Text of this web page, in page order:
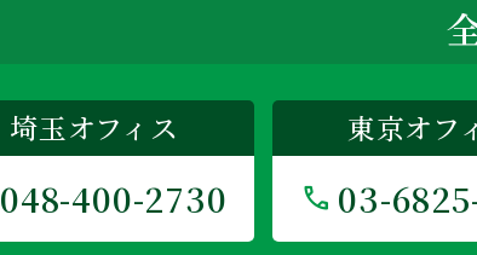
埼玉オフィス
048-400-2730
東京オフ
03-